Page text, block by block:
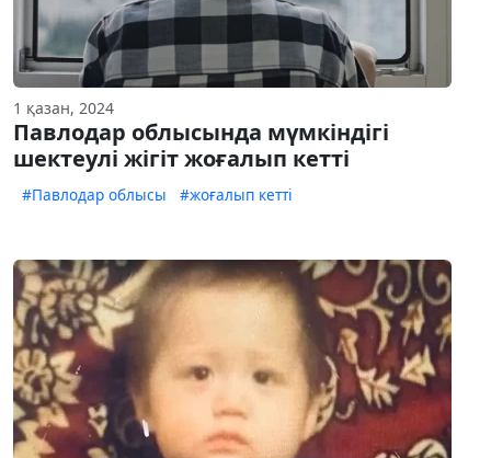
1 қазан, 2024
Павлодар облысында мүмкіндігі
шектеулі жігіт жоғалып кетті
#Павлодар облысы #жоғалып кетті